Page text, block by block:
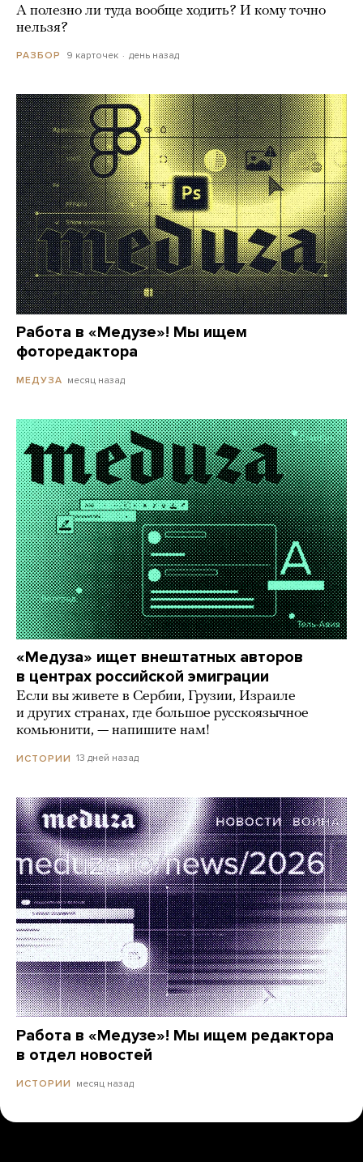
А полезно ли туда вообще ходить? И кому точно
нельзя?
РАЗБОР 9 карточек день назад
Работа в «Медузе»! Мы ищем
фоторедактора
МЕДУЗА месяц назад
«Медуза» ищет внештатных авторов
в центрах российской эмиграции
Если вы живете в Сербии, Грузии, Израиле
и других странах, где большое русскоязычное
комьюнити, — напишите нам!
ИСТОРИИ 13 дней назад
Работа в «Медузе»! Мы ищем редактора
в отдел новостей
ИСТОРИИ месяц назад